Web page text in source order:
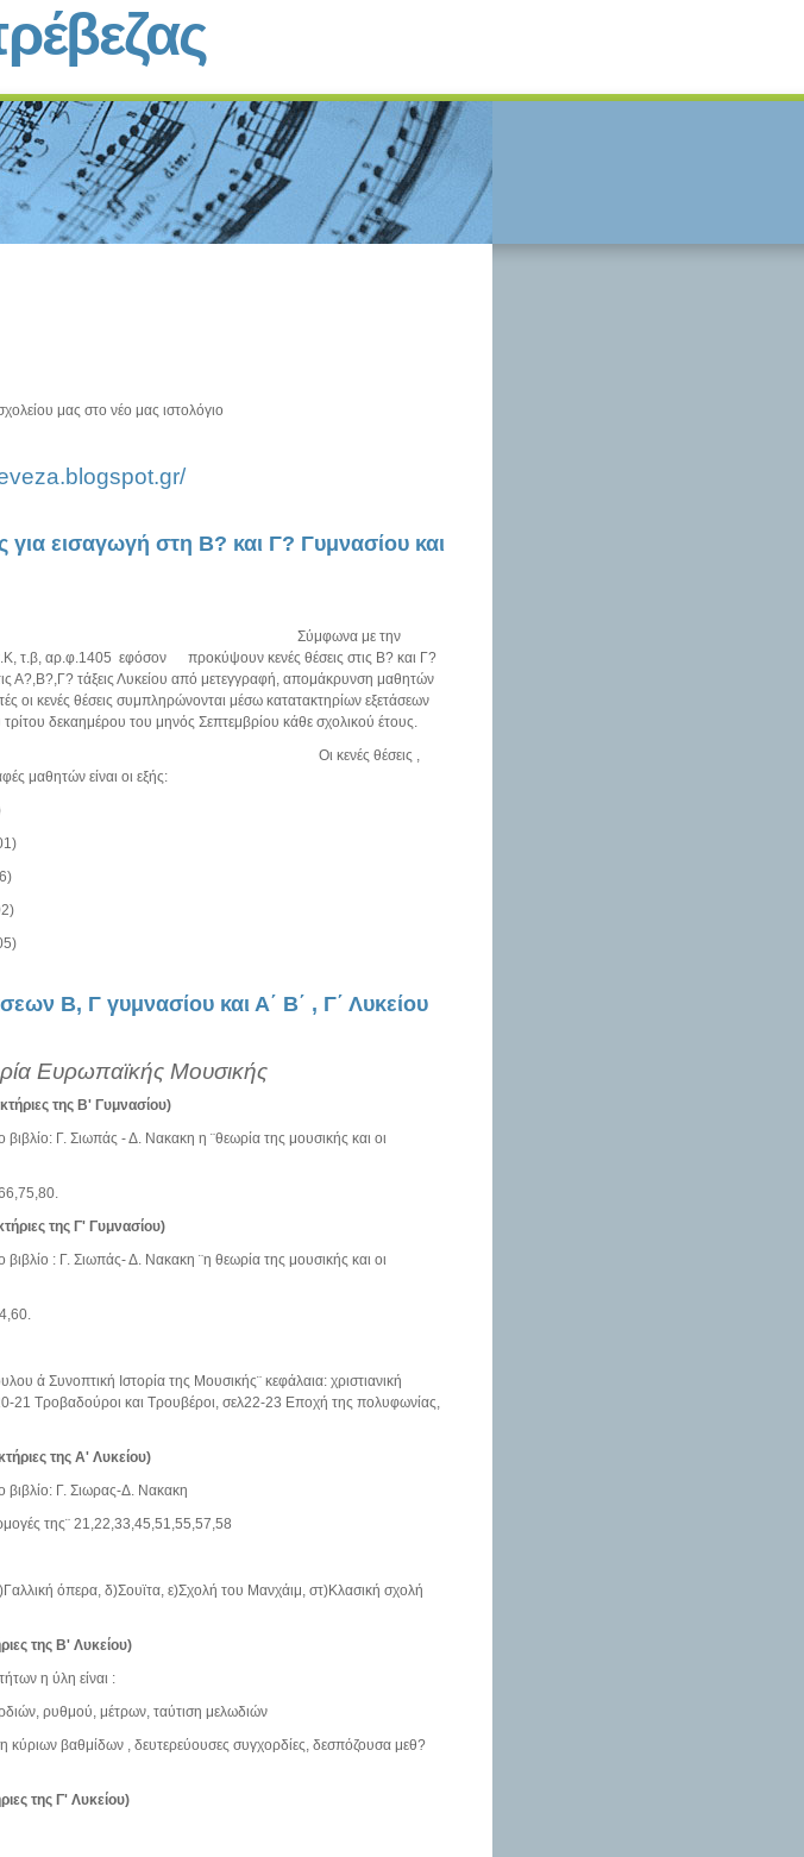
μας στο νέο μας ιστολόγιο
για εισαγωγή στη Β? και Γ? Γυμνασίου και
με την
τ.β, αρ.φ.1405 εφόσον προκύψουν κενές θέσεις στις Β? και Γ?
Α?,Β?,Γ? τάξεις Λυκείου από μετεγγραφή, απομάκρυνση μαθητών
οι κενές θέσεις συμπληρώνονται μέσω κατατακτηρίων εξετάσεων
δεκαημέρου του μηνός Σεπτεμβρίου κάθε σχολικού έτους.
θέσεις ,
μαθητών είναι οι εξής:
Β, Γ γυμνασίου και Α΄ Β΄ , Γ΄ Λυκείου
Ευρωπαϊκής Μουσικής
της Β' Γυμνασίου)
Γ. Σιωπάς - Δ. Νακακη η ¨θεωρία της μουσικής και οι
της Γ' Γυμνασίου)
: Γ. Σιωπάς- Δ. Νακακη ¨η θεωρία της μουσικής και οι
ά Συνοπτική Ιστορία της Μουσικής¨ κεφάλαια: χριστιανική
21 Τροβαδούροι και Τρουβέροι, σελ22-23 Εποχή της πολυφωνίας,
της Α' Λυκείου)
βιβλίο: Γ. Σιωρας-Δ. Νακακη
της¨ 21,22,33,45,51,55,57,58
όπερα, δ)Σουϊτα, ε)Σχολή του Μανχάιμ, στ)Κλασική σχολή
της Β' Λυκείου)
η ύλη είναι :
ρυθμού, μέτρων, ταύτιση μελωδιών
κύριων βαθμίδων , δευτερεύουσες συγχορδίες, δεσπόζουσα μεθ?
της Γ' Λυκείου)